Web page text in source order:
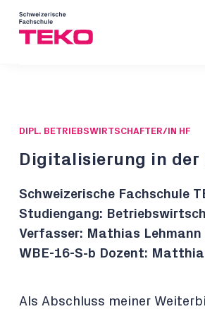
DIPL. BETRIEBSWIRTSCHAFTER/IN HF
Digitalisierung in der
Schweizerische Fachschule
Studiengang:
Verfasser: Mathias Lehmann
WBE-16-S-b Dozent:
Als Abschluss meiner